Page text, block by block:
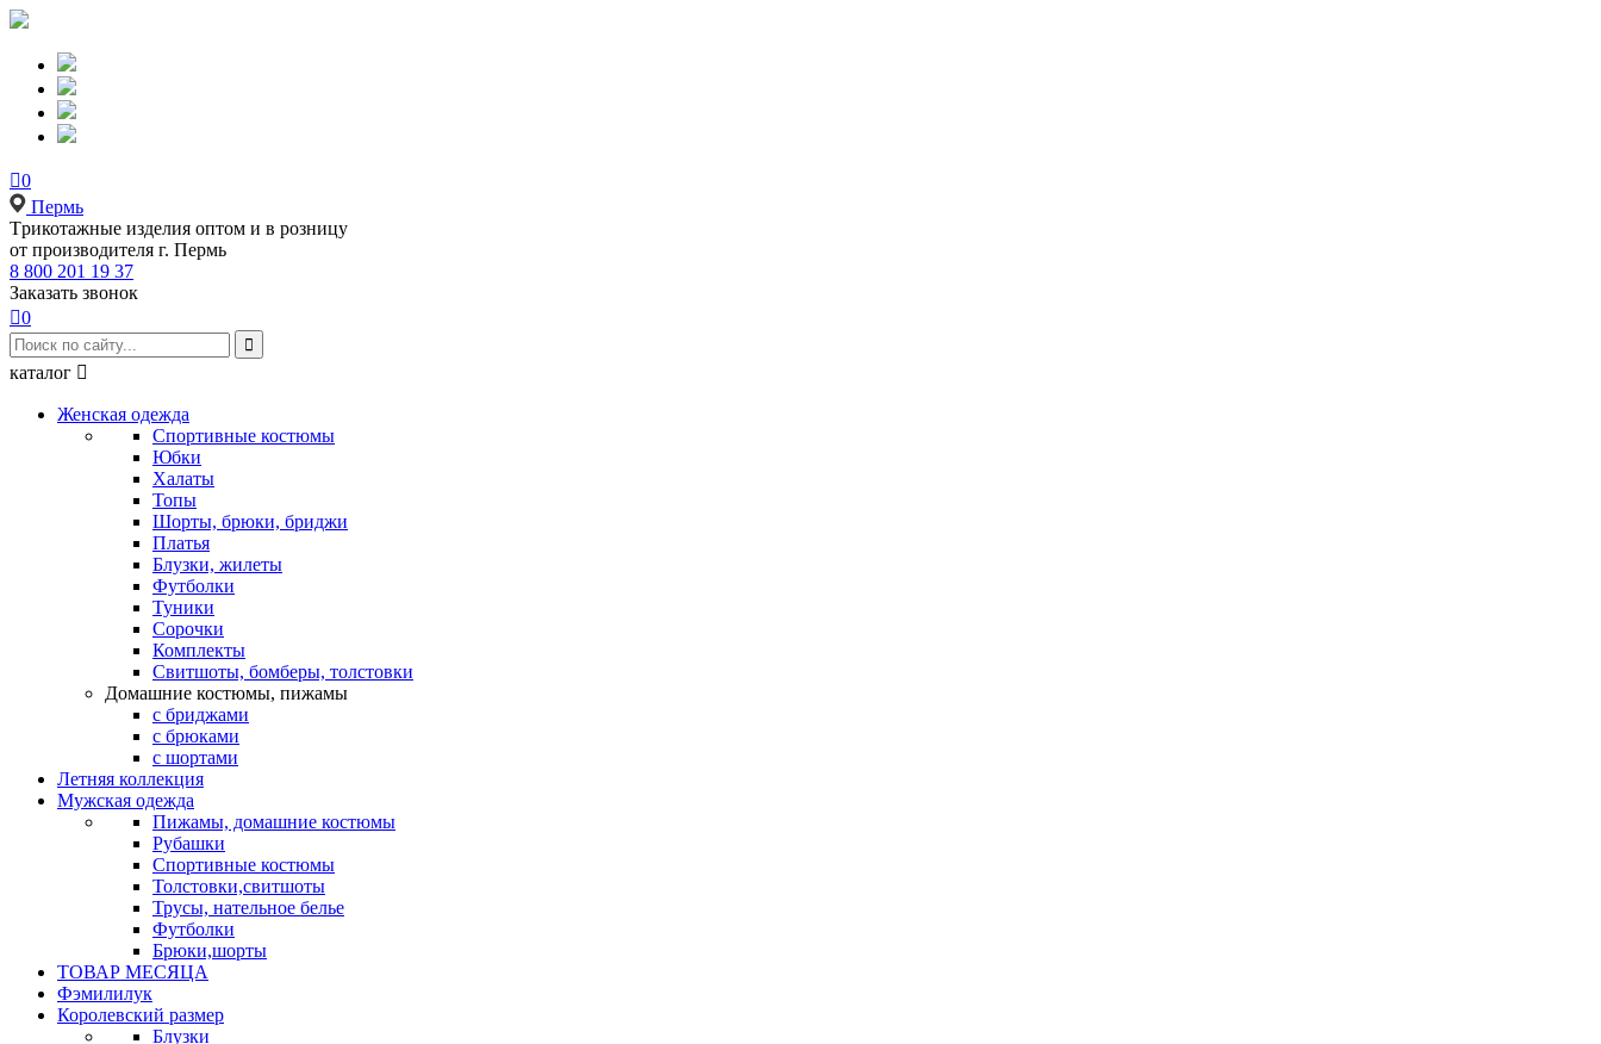
0
Пермь
Tрикотажные изделия оптом и в розницу
от производителя г. Пермь
8 800 201 19 37
Заказать звонок
0

каталог 
Женская одежда
Спортивные костюмы
Юбки
Халаты
Топы
Шорты, брюки, бриджи
Платья
Блузки, жилеты
Футболки
Туники
Сорочки
Комплекты
Свитшоты, бомберы, толстовки
Домашние костюмы, пижамы
с бриджами
с брюками
с шортами
Летняя коллекция
Мужская одежда
Пижамы, домашние костюмы
Рубашки
Спортивные костюмы
Толстовки,свитшоты
Трусы, нательное белье
Футболки
Брюки,шорты
ТОВАР МЕСЯЦА
Фэмилилук
Королевский размер
Блузки